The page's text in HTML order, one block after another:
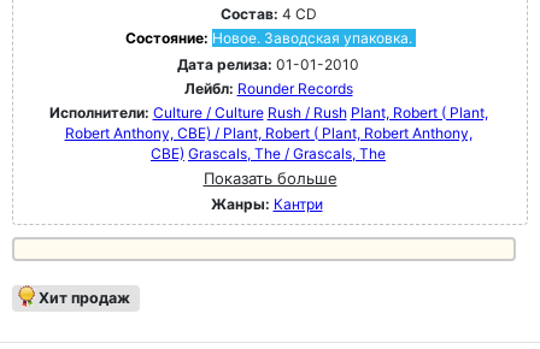
Состав: 4 CD
Состояние: Новое. Заводская упаковка.
Дата релиза: 01-01-2010
Лейбл: Rounder Records
Исполнители: Culture / Culture Rush / Rush Plant, Robert ( Plant,
Robert Anthony, CBE) / Plant, Robert ( Plant, Robert Anthony,
CBE) Grascals, The / Grascals, The
Показать больше
Жанры: Кантри
Хит продаж